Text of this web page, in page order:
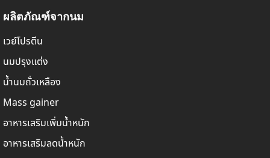
ผลิตภัณฑ์จากนม
เวย์โปรตีน
นมปรุงแต่ง
น้ำนมถั่วเหลือง
Mass gainer
อาหารเสริมเพิ่มน้ำหนัก
อาหารเสริมลดน้ำหนัก